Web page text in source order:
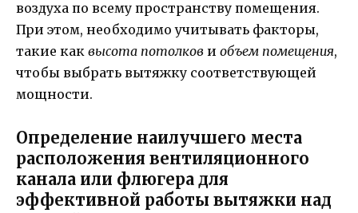
воздуха по всему пространству помещения.
При этом, необходимо учитывать факторы,
такие как высота потолков и объем помещения,
чтобы выбрать вытяжку соответствующей
мощности.
Определение наилучшего места
расположения вентиляционного
канала или флюгера для
эффективной работы вытяжки над